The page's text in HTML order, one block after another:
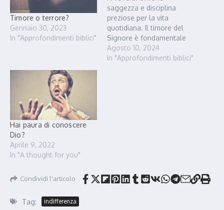
Timore o terrore?
Gennaio 30, 2023
In "Approfondimenti biblici"
saggezza e disciplina
preziose per la vita
quotidiana. Il timore del
Signore è fondamentale
per comprendere la
saggezza divina. Chiedere
Agosto 10, 2024
In "Approfondimenti biblici"
Hai paura di conoscere
Dio?
Aprile 9, 2022
In "A thought for you"
Condividi l'articolo
Tag: indifferenza